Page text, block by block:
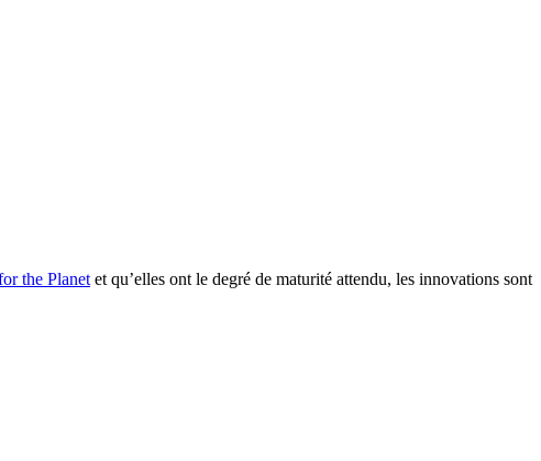
the Planet et qu’elles ont le degré de maturité attendu, les innovations sont